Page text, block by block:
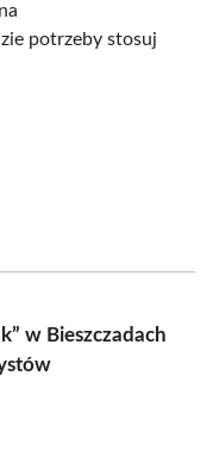
potrzeby stosuj
w Bieszczadach